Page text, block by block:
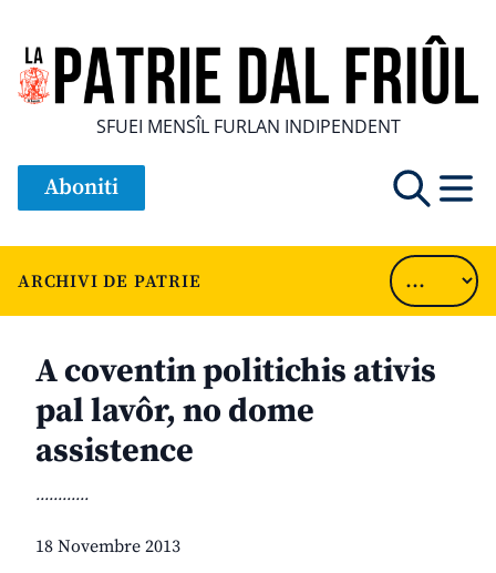
SFUEI MENSÎL FURLAN INDIPENDENT
Aboniti
ARCHIVI DE PATRIE
A coventin politichis ativis
pal lavôr, no dome
assistence
............
18 Novembre 2013